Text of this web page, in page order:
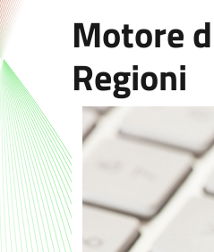
Motore
Regioni